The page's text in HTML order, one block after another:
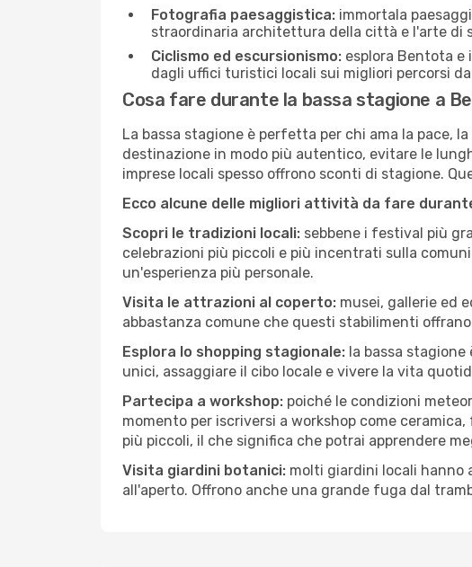
Fotografia paesaggistica: immortala
straordinaria architettura della città e l'arte di
Ciclismo ed escursionismo: esplora Bentota e
dagli uffici turistici locali sui migliori percorsi da
Cosa fare durante la bassa stagione a
La bassa stagione è perfetta per chi ama la pace,
destinazione in modo più autentico, evitare le
imprese locali spesso offrono sconti di stagione.
Ecco alcune delle migliori attività da fare
Scopri le tradizioni locali: sebbene i festival più
celebrazioni più piccoli e più incentrati sulla
un'esperienza più personale.
Visita le attrazioni al coperto: musei, gallerie ed
abbastanza comune che questi stabilimenti
Esplora lo shopping stagionale: la bassa
unici, assaggiare il cibo locale e vivere la vita
Partecipa a workshop: poiché le condizioni
momento per iscriversi a workshop come
più piccoli, il che significa che potrai apprendere
Visita giardini botanici: molti giardini locali hanno
all'aperto. Offrono anche una grande fuga dal